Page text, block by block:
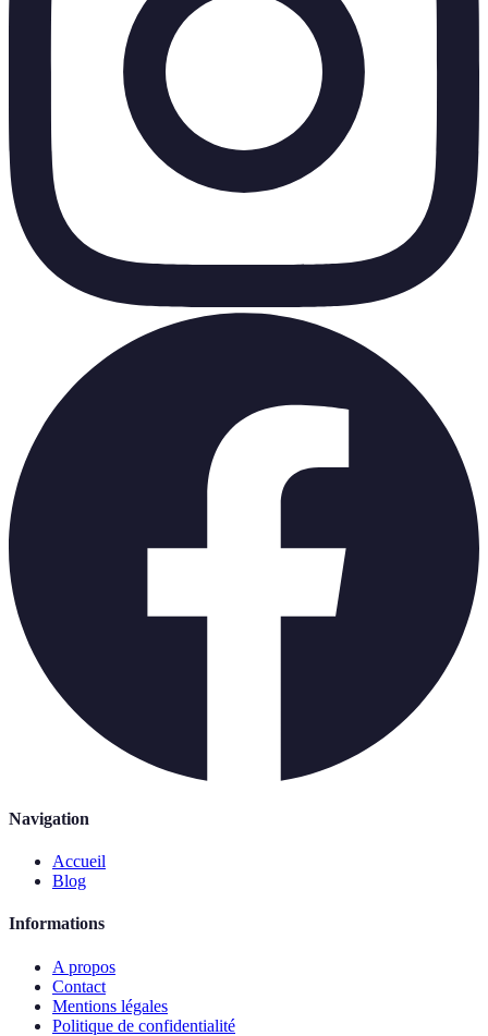
Navigation
Accueil
Blog
Informations
A propos
Contact
Mentions légales
Politique de confidentialité